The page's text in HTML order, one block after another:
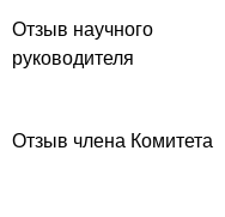
Отзыв научного
руководителя
Отзыв члена Комитета